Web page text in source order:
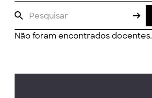
Não foram encontrados docentes.